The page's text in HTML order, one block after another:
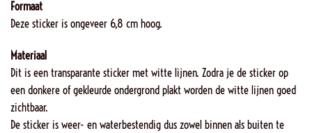
Formaat
Deze sticker is ongeveer 6,8 cm hoog.
Materiaal
Dit is een transparante sticker met witte lijnen. Zodra je de sticker op
een donkere of gekleurde ondergrond plakt worden de witte lijnen goed
zichtbaar.
De sticker is weer- en waterbestendig dus zowel binnen als buiten te